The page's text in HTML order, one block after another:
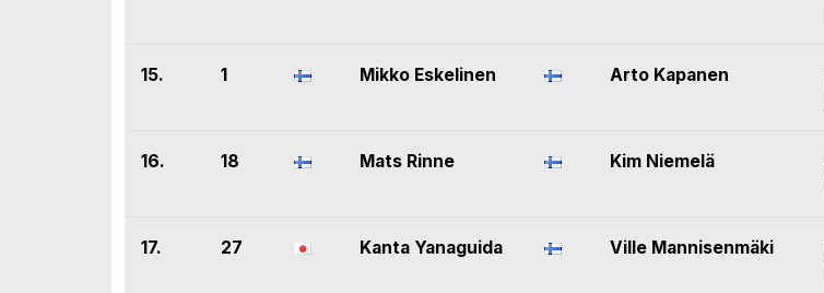
15. 1 Mikko Eskelinen Arto Kapanen
16. 18 Mats Rinne Kim Niemelä
17. 27 Kanta Yanaguida Ville Mannisenmäki